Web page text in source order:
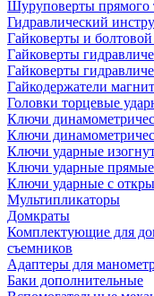
Шуруповерты прямого
Гидравлический
Гайковерты и
Гайковерты
Гайковерты
Гайкодержатели
Головки торцевые
Ключи
Ключи
Ключи ударные
Ключи ударные прямые
Ключи ударные с
Мультипликаторы
Домкраты
Комплектующие для
съемников
Адаптеры для
Баки дополнительные